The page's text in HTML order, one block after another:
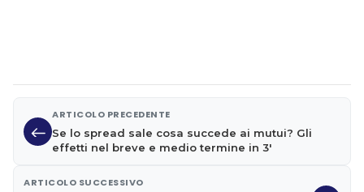
ARTICOLO PRECEDENTE
Se lo spread sale cosa succede ai mutui? Gli
effetti nel breve e medio termine in 3'
ARTICOLO SUCCESSIVO